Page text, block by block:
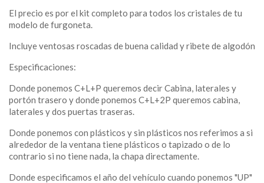
El precio es por el kit completo para todos los cristales de tu
modelo de furgoneta.
Incluye ventosas roscadas de buena calidad y ribete de algodón
Especificaciones:
Donde ponemos C+L+P queremos decir Cabina, laterales y
portón trasero y donde ponemos C+L+2P queremos cabina,
laterales y dos puertas traseras.
Donde ponemos con plásticos y sin plásticos nos referimos a si
alrededor de la ventana tiene plásticos o tapizado o de lo
contrario si no tiene nada, la chapa directamente.
Donde especificamos el año del vehículo cuando ponemos "UP"